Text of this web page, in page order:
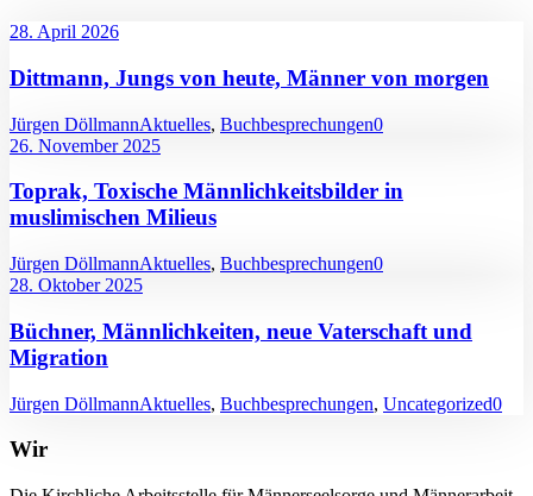
28. April 2026
Dittmann, Jungs von heute, Männer von morgen
Jürgen DöllmannAktuelles, Buchbesprechungen0
26. November 2025
Toprak, Toxische Männlichkeitsbilder in
muslimischen Milieus
Jürgen DöllmannAktuelles, Buchbesprechungen0
28. Oktober 2025
Büchner, Männlichkeiten, neue Vaterschaft und
Migration
Jürgen DöllmannAktuelles, Buchbesprechungen, Uncategorized0
Wir